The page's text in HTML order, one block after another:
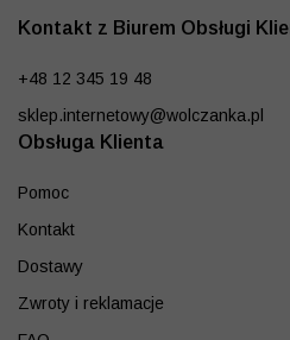
Kontakt z Biurem Obsługi
+48 12 345 19 48
sklep.internetowy@wolczanka.pl
Obsługa Klienta
Pomoc
Kontakt
Dostawy
Zwroty i reklamacje